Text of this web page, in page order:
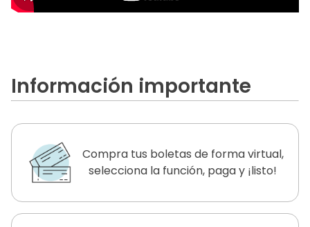
Información importante
Compra tus boletas de forma virtual,
selecciona la función, paga y ¡listo!